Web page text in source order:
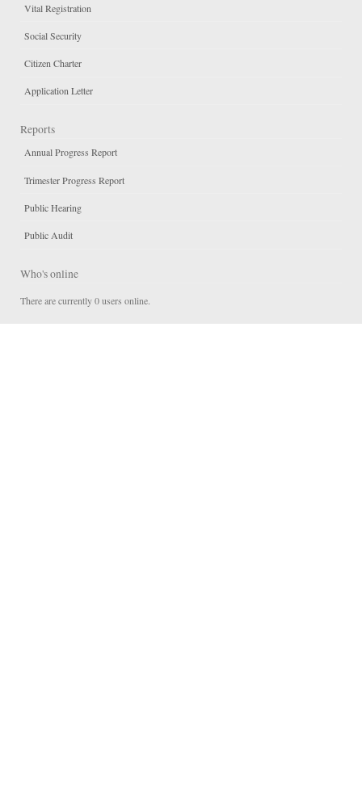
Vital Registration
Social Security
Citizen Charter
Application Letter
Reports
Annual Progress Report
Trimester Progress Report
Public Hearing
Public Audit
Who's online
There are currently 0 users online.